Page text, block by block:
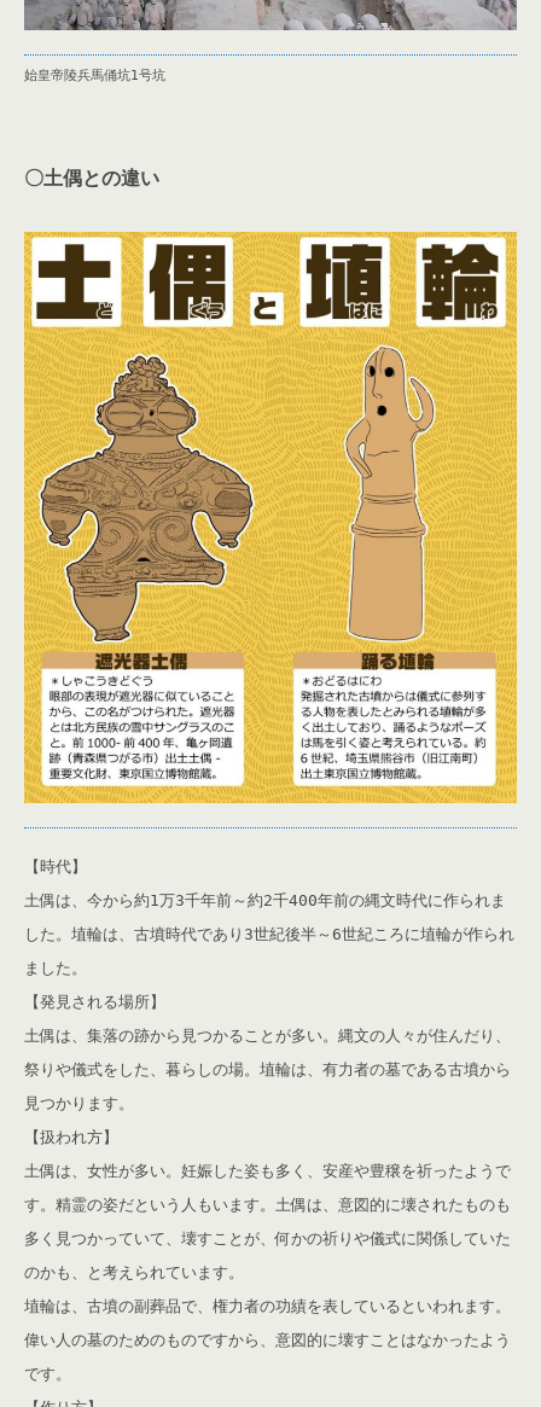
始皇帝陵兵馬俑坑1号坑
〇土偶との違い
【時代】
土偶は、今から約1万3千年前～約2千400年前の縄文時代に作られま
した。埴輪は、古墳時代であり3世紀後半～6世紀ころに埴輪が作られ
ました。
【発見される場所】
土偶は、集落の跡から見つかることが多い。縄文の人々が住んだり、
祭りや儀式をした、暮らしの場。埴輪は、有力者の墓である古墳から
見つかります。
【扱われ方】
土偶は、女性が多い。妊娠した姿も多く、安産や豊穣を祈ったようで
す。精霊の姿だという人もいます。土偶は、意図的に壊されたものも
多く見つかっていて、壊すことが、何かの祈りや儀式に関係していた
のかも、と考えられています。
埴輪は、古墳の副葬品で、権力者の功績を表しているといわれます。
偉い人の墓のためのものですから、意図的に壊すことはなかったよう
です。